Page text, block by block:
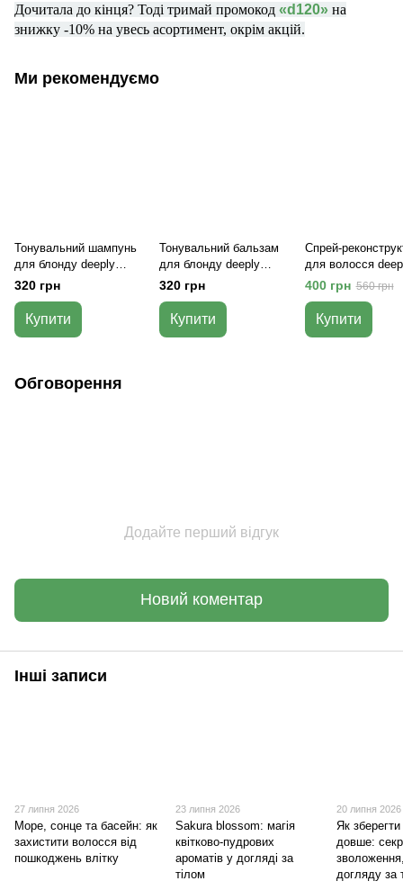
Дочитала до кінця? Тоді тримай промокод «d120» на
знижку -10% на увесь асортимент, окрім акцій.
Ми рекомендуємо
Тонувальний шампунь
для блонду deeply
blond toning shampoo
320 грн
Купити
Тонувальний бальзам
для блонду deeply
blond toning hair balm
320 грн
Купити
Спрей-
для волосся
cold keramino
200 мл
400 грн 560 грн
Купити
Обговорення
Додайте перший відгук
Новий коментар
Інші записи
27 липня 2026
Море, сонце та басейн: як
захистити волосся від
пошкоджень влітку
23 липня 2026
Sakura blossom: магія
квітково-пудрових
ароматів у догляді за
тілом
20 липня 2026
Як
довше:
догляду за